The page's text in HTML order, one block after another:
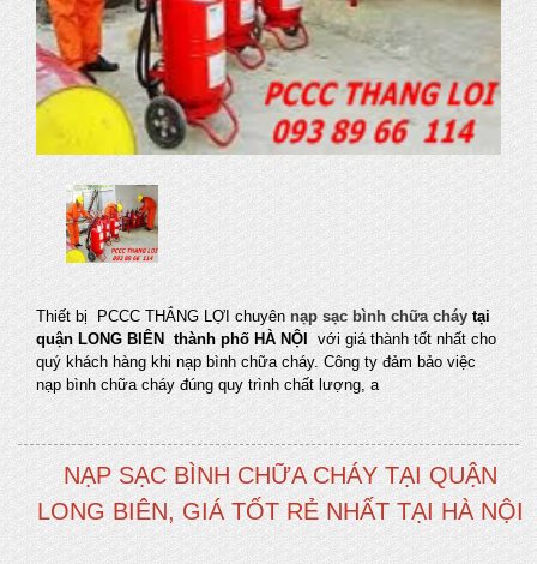
Thiết bị PCCC THẮNG LỢI chuyên nạp sạc bình chữa cháy tại
quận LONG BIÊN thành phố HÀ NỘI
với giá thành tốt nhất cho
quý khách hàng khi nạp bình chữa cháy. Công ty đảm bảo việc
nạp bình chữa cháy đúng quy trình chất lượng, a
NẠP SẠC BÌNH CHỮA CHÁY TẠI QUẬN
LONG BIÊN, GIÁ TỐT RẺ NHẤT TẠI HÀ NỘI